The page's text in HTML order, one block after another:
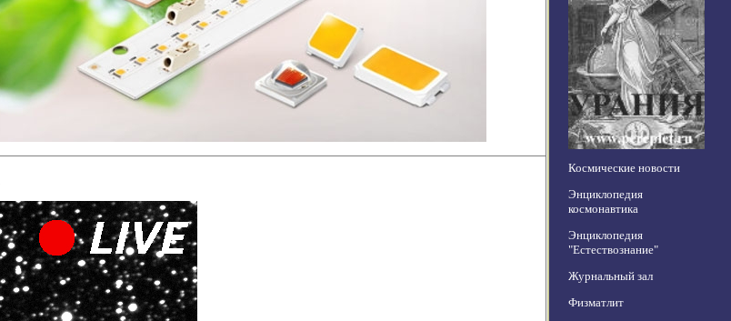
Космические новости
Энциклопедия
космонавтика
Энциклопедия
"Естествознание"
Журнальный зал
Физматлит